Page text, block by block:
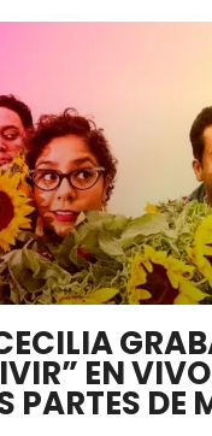
EN
PARTES DE